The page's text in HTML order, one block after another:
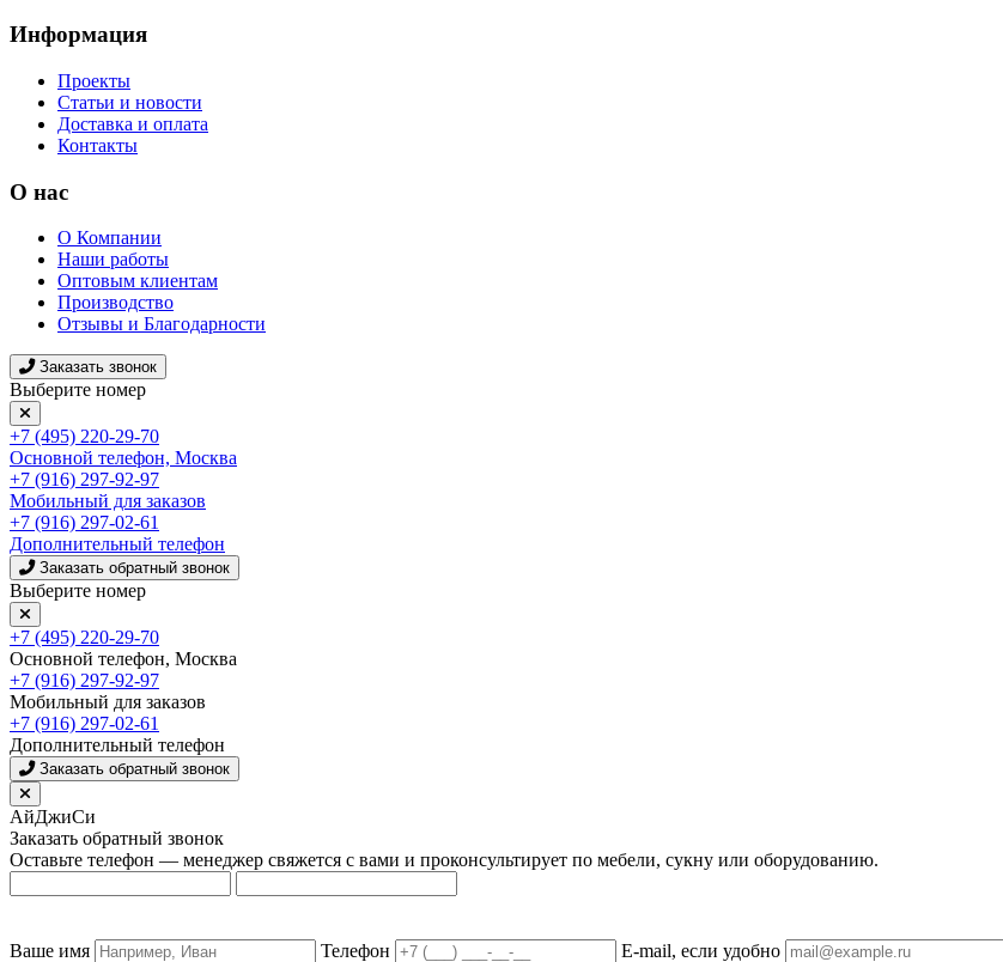
Информация
Проекты
Статьи и новости
Доставка и оплата
Контакты
О нас
О Компании
Наши работы
Оптовым клиентам
Производство
Отзывы и Благодарности
Заказать звонок
Выберите номер
+7 (495) 220-29-70
Основной телефон, Москва
+7 (916) 297-92-97
Мобильный для заказов
+7 (916) 297-02-61
Дополнительный телефон
Заказать обратный звонок
Выберите номер
+7 (495) 220-29-70
Основной телефон, Москва
+7 (916) 297-92-97
Мобильный для заказов
+7 (916) 297-02-61
Дополнительный телефон
Заказать обратный звонок
АйДжиСи
Заказать обратный звонок
Оставьте телефон — менеджер свяжется с вами и проконсультирует по мебели, сукну или оборудованию.
Ваше имя Телефон E-mail, если удобно